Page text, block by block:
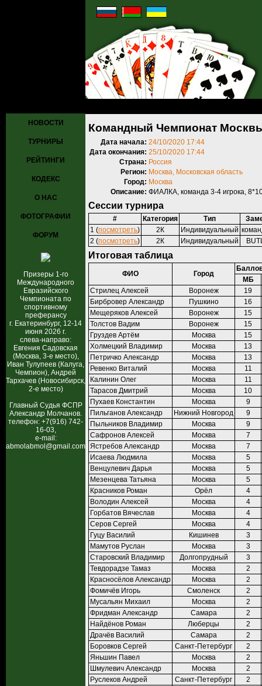
НОВОСТИ
ТУРНИРЫ
РЕЙТИНГИ
КОДЕКС
О НАС
ФОТОГРАФИИ
ФОРУМ
Призеры 1-го
Международного
Евразийского
Чемпионата по
спортивному
преферансу
г. Екатеринбург, 12-14
июня 2026 г.
слева-направо:
Евгения Садовская
(Москва, 3-е место),
Иван Тулупеев (Калуга,
Чемпион), Андрей
Тархачев (Новосибирск,
2-е место)
Главный Судья ФСПР
Александр Молчанов.
телефон: +7(916) 742-
16-03,
e-mail:
abmolabmol@gmail.com
Командный Чемпионат
Дата начала: 24/10/2020 17:44
Дата окончания: 25/10/2020 17:44
Страна: Россия
Регион: Москва, Московская область
Город: Москва
Описание: ФИАЛКА, команда 3-4 игрока,
Сессии турнира
# Категория Тип
1 (посмотреть) 2К Индивидуальный
2 (посмотреть) 2К Индивидуальный
Итоговая таблица
ФИО Город
МБ
Стрилец Алексей
Воронеж
19
Бирбровер Александр
Пушкино
16
Мещеряков Алексей
Воронеж
15
Толстов Вадим
Воронеж
15
Груздев Артём
Москва
15
Холмецкий Владимир
Москва
13
Петричко Александр
Москва
13
Ревенко Виталий
Москва
11
Калинин Олег
Москва
11
Тарасов Дмитрий
Москва
10
Пухаев Константин
Москва
9
Пильганов Александр
Нижний Новгород
9
Пыльников Владимир
Москва
9
Сафронов Алексей
Москва
7
Ястребов Александр
Москва
7
Исаева Людмила
Москва
5
Венцулевич Дарья
Москва
5
Мезенцева Татьяна
Москва
5
Красников Роман
Орёл
4
Володин Алексей
Москва
4
Горбатов Вячеслав
Москва
4
Серов Сергей
Москва
4
Гуцу Василий
Кишинев
3
Мамутов Руслан
Москва
3
Старовский Владимир
Долгопрудный
3
Тевдорадзе Тамаз
Москва
2
Красносёлов Александр
Москва
2
Фомичёв Игорь
Смоленск
2
Мусальян Михаил
Москва
2
Фридман Александр
Самара
2
Найдёнов Роман
Люберцы
2
Драчёв Василий
Самара
2
Боровков Сергей
Санкт-Петербург
2
Яньшин Павел
Москва
2
Шмулевич Александр
Москва
2
Руслеков Андрей
Санкт-Петербург
2